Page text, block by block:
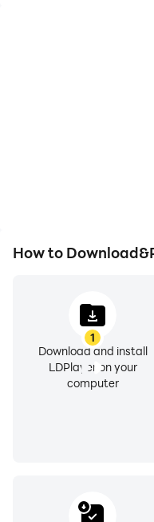
How to
1
Download and install
LDPlayer on your
computer